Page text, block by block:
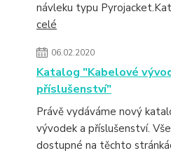
návleku typu
celé
06.02.2020
Katalog "Kabelové
příslušenství"
Právě vydáváme nový
vývodek a příslušenství.
dostupné na těchto